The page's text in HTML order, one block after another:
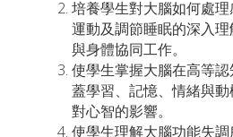
培養學生對大腦如何處
運動及調節睡眠的深入
與身體協同工作。
使學生掌握大腦在高等
蓋學習、記憶、情緒與
對心智的影響。
使學生理解大腦功能失